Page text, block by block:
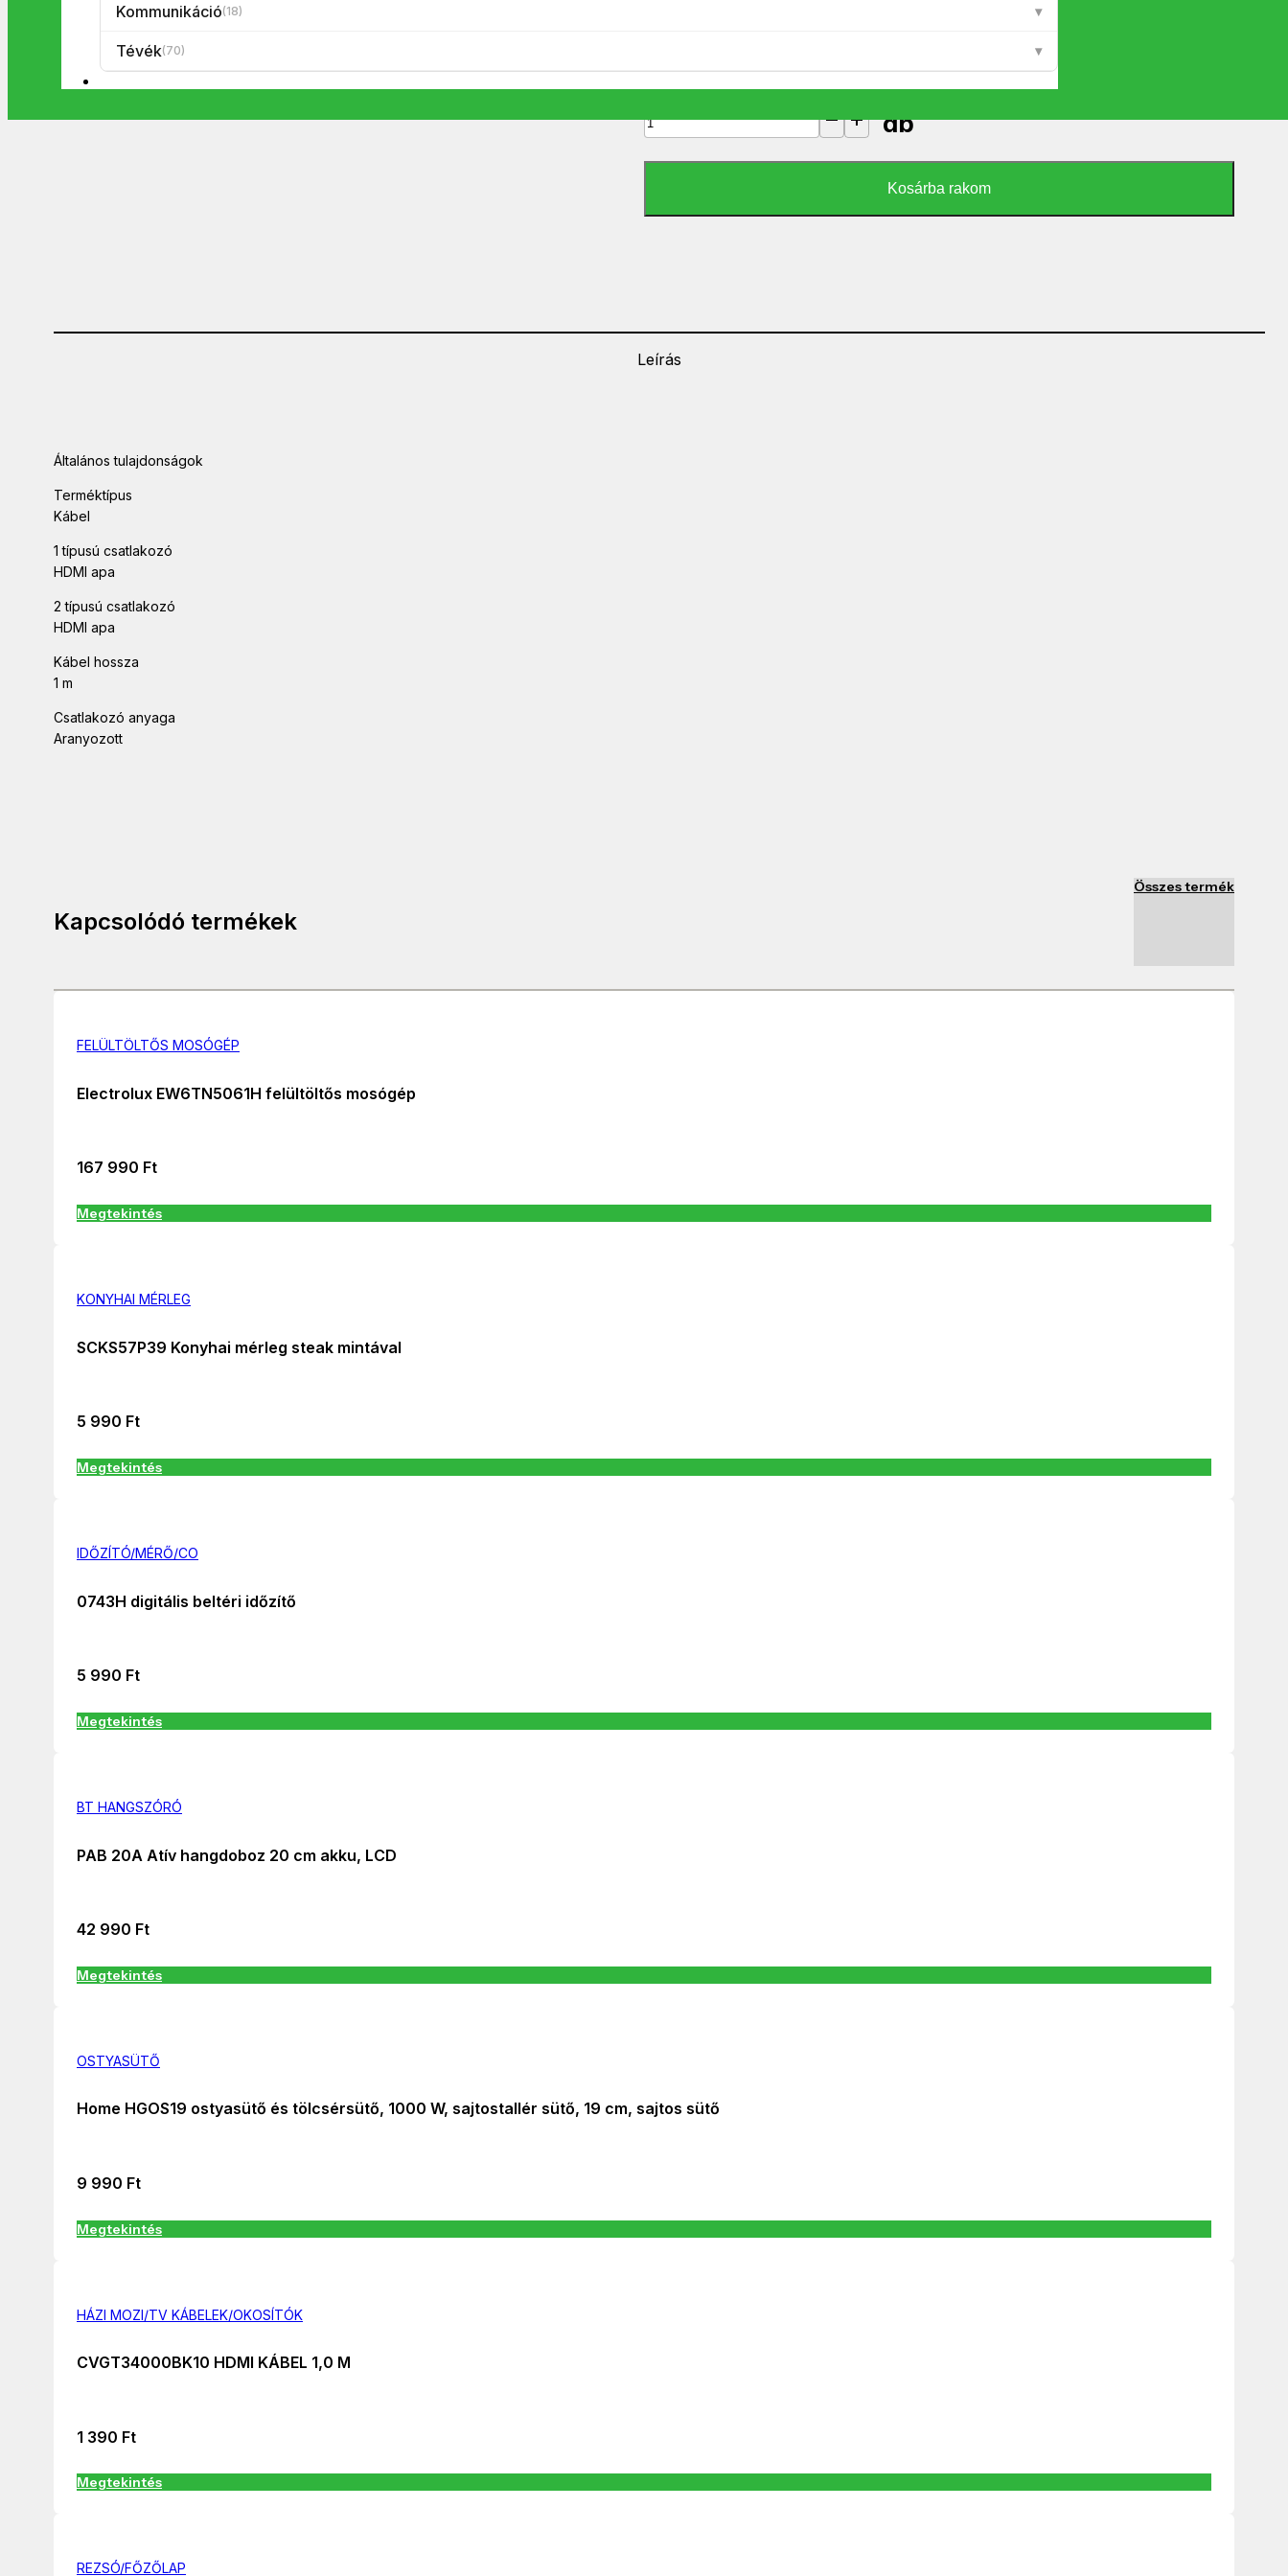
Kommunikáció(18) ▾
Tévék(70) ▾
VGVP34000B10 HDMI KÁBEL 1 M mennyiség
db
Kosárba rakom
Leírás
Általános tulajdonságok
Terméktípus
Kábel
1 típusú csatlakozó
HDMI apa
2 típusú csatlakozó
HDMI apa
Kábel hossza
1 m
Csatlakozó anyaga
Aranyozott
Kapcsolódó termékek
Összes termék
FELÜLTÖLTŐS MOSÓGÉP
Electrolux EW6TN5061H felültöltős mosógép
167 990 Ft
Megtekintés
KONYHAI MÉRLEG
SCKS57P39 Konyhai mérleg steak mintával
5 990 Ft
Megtekintés
IDŐZÍTÓ/MÉRŐ/CO
0743H digitális beltéri időzítő
5 990 Ft
Megtekintés
BT HANGSZÓRÓ
PAB 20A Atív hangdoboz 20 cm akku, LCD
42 990 Ft
Megtekintés
OSTYASÜTŐ
Home HGOS19 ostyasütő és tölcsérsütő, 1000 W, sajtostallér sütő, 19 cm, sajtos sütő
9 990 Ft
Megtekintés
HÁZI MOZI/TV KÁBELEK/OKOSÍTÓK
CVGT34000BK10 HDMI KÁBEL 1,0 M
1 390 Ft
Megtekintés
REZSÓ/FŐZŐLAP